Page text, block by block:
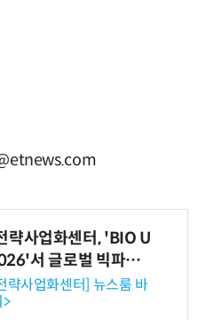
략사업화센터, 'BIO U
서 글로벌 빅파마
즈니스 미팅 지원…K
해외 진출 교두보 확
략사업화센터] 뉴스룸 바